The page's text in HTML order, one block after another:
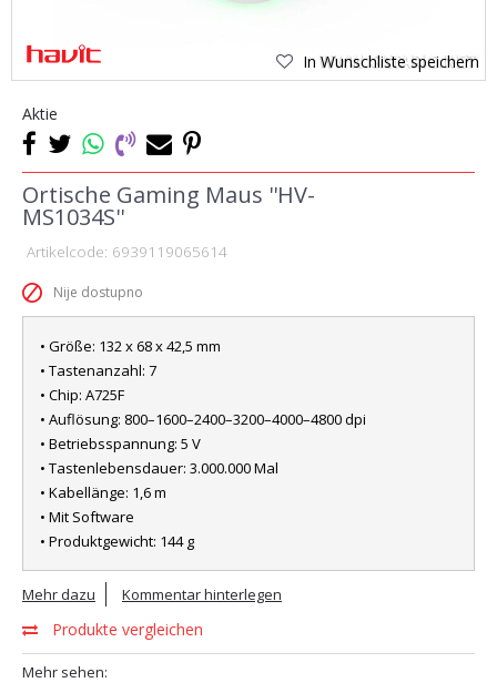
In Wunschliste speichern
Aktie
Ortische Gaming Maus ''HV-
MS1034S''
Artikelcode: 6939119065614
Nije dostupno
• Größe: 132 x 68 x 42,5 mm
• Tastenanzahl: 7
• Chip: A725F
• Auflösung: 800–1600–2400–3200–4000–4800 dpi
• Betriebsspannung: 5 V
• Tastenlebensdauer: 3.000.000 Mal
• Kabellänge: 1,6 m
• Mit Software
• Produktgewicht: 144 g
Mehr dazu Kommentar hinterlegen
Produkte vergleichen
Mehr sehen: